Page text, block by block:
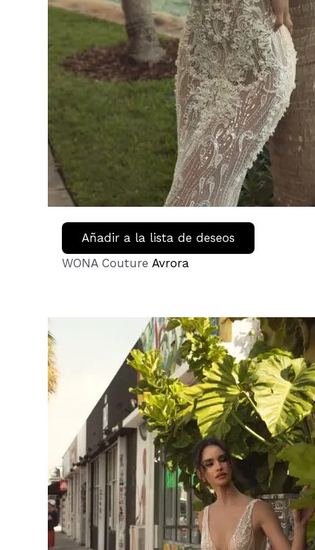
Añadir a la lista de deseos
WONA Couture Avrora